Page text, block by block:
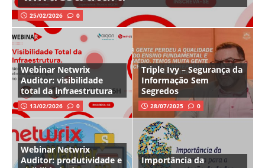
25/02/2026 0
Webinar Netwrix
Auditor: visibilidade
total da infraestrutura
13/02/2026 0
Triple Ivy – Segurança da
Informação Sem
Segredos
28/07/2025 0
Webinar Netwrix
Auditor: produtividade e
Importância da